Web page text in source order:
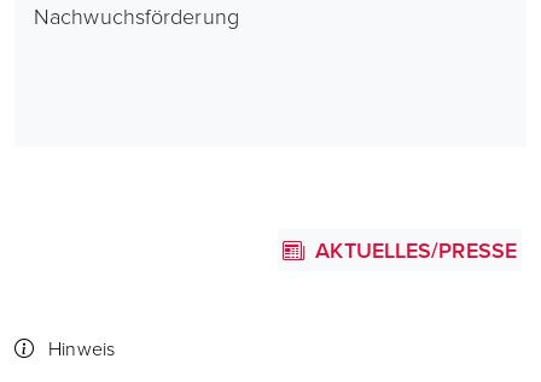
Nachwuchsförderung
AKTUELLES/PRESSE
Hinweis